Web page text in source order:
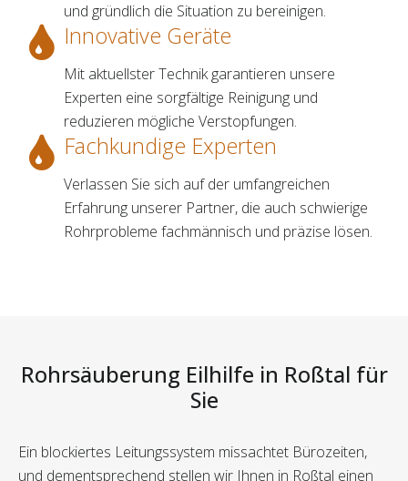
und gründlich die Situation zu bereinigen.
Innovative Geräte
Mit aktuellster Technik garantieren unsere
Experten eine sorgfältige Reinigung und
reduzieren mögliche Verstopfungen.
Fachkundige Experten
Verlassen Sie sich auf der umfangreichen
Erfahrung unserer Partner, die auch schwierige
Rohrprobleme fachmännisch und präzise lösen.
Rohrsäuberung Eilhilfe in Roßtal für
Sie
Ein blockiertes Leitungssystem missachtet Bürozeiten,
und dementsprechend stellen wir Ihnen in Roßtal einen